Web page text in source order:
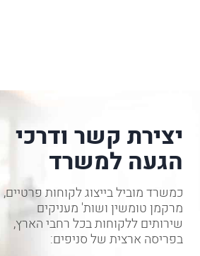
יצירת קשר ודרכי
הגעה למשרד
כמשרד מוביל בייצוג לקוחות פרטיים,
מרקמן טומשין ושות' מעניקים
שירותים ללקוחות בכל רחבי הארץ,
בפריסה ארצית של סניפים: